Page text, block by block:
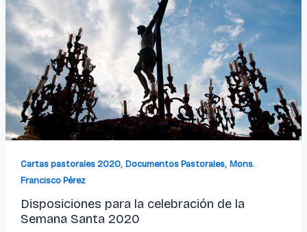
Cartas pastorales 2020, Documentos Pastorales, Mons.
Francisco Pérez
Disposiciones para la celebración de la
Semana Santa 2020